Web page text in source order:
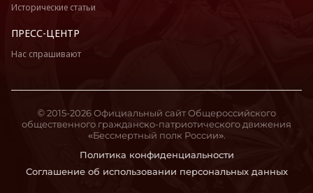
Исторические статьи
ПРЕСС-ЦЕНТР
Нас спрашивают
Политика конфиденциальности
Соглашение об использовании персональных данных
© 2015-2026 Официальный сайт Общероссийского
общественного гражданско-патриотического движения
«Бессмертный полк России».